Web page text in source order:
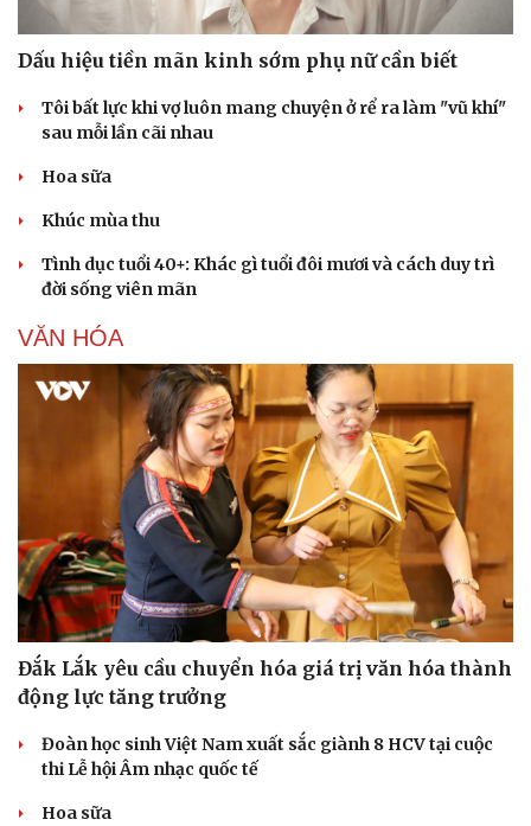
Dinh dưỡng - món ngon
Sản phụ khoa
Nhi khoa
Nam khoa
Làm đẹp - giảm cân
Phòng mạch online
Ăn sạch sống khỏe
Tình yêu - Gia đình
Dấu hiệu tiền mãn kinh sớm phụ nữ cần biết
Tôi bất lực khi vợ luôn mang chuyện ở rể ra làm "vũ khí"
sau mỗi lần cãi nhau
Hoa sữa
Khúc mùa thu
Tình dục tuổi 40+: Khác gì tuổi đôi mươi và cách duy trì
đời sống viên mãn
VĂN HÓA
Đắk Lắk yêu cầu chuyển hóa giá trị văn hóa thành
động lực tăng trưởng
Đoàn học sinh Việt Nam xuất sắc giành 8 HCV tại cuộc
thi Lễ hội Âm nhạc quốc tế
Hoa sữa